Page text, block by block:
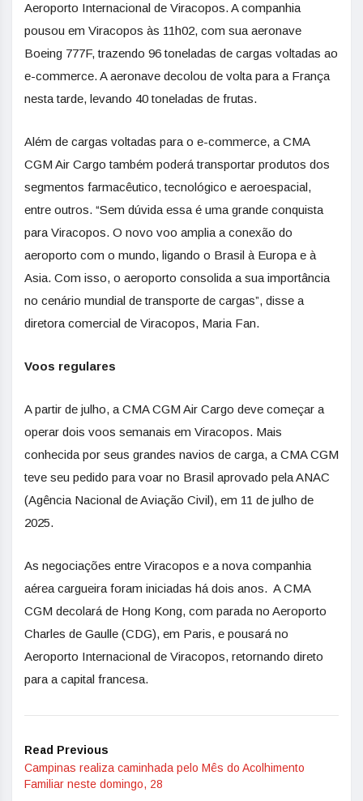
Aeroporto Internacional de Viracopos. A companhia
pousou em Viracopos às 11h02, com sua aeronave
Boeing 777F, trazendo 96 toneladas de cargas voltadas ao
e-commerce. A aeronave decolou de volta para a França
nesta tarde, levando 40 toneladas de frutas.
Além de cargas voltadas para o e-commerce, a CMA
CGM Air Cargo também poderá transportar produtos dos
segmentos farmacêutico, tecnológico e aeroespacial,
entre outros. “Sem dúvida essa é uma grande conquista
para Viracopos. O novo voo amplia a conexão do
aeroporto com o mundo, ligando o Brasil à Europa e à
Asia. Com isso, o aeroporto consolida a sua importância
no cenário mundial de transporte de cargas”, disse a
diretora comercial de Viracopos, Maria Fan.
Voos regulares
A partir de julho, a CMA CGM Air Cargo deve começar a
operar dois voos semanais em Viracopos. Mais
conhecida por seus grandes navios de carga, a CMA CGM
teve seu pedido para voar no Brasil aprovado pela ANAC
(Agência Nacional de Aviação Civil), em 11 de julho de
2025.
As negociações entre Viracopos e a nova companhia
aérea cargueira foram iniciadas há dois anos. A CMA
CGM decolará de Hong Kong, com parada no Aeroporto
Charles de Gaulle (CDG), em Paris, e pousará no
Aeroporto Internacional de Viracopos, retornando direto
para a capital francesa.
Read Previous
Campinas realiza caminhada pelo Mês do Acolhimento
Familiar neste domingo, 28